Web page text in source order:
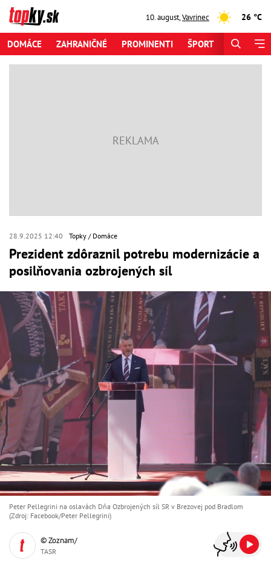
10. august,Vavrinec 26 °C
DOMÁCE ZAHRANIČNÉ PROMINENTI ŠPORT
28.9.2025 12:40 Topky Domáce
Prezident zdôraznil potrebu modernizácie a
posilňovania ozbrojených síl
Peter Pellegrini na oslavách Dňa Ozbrojených síl SR v Brezovej pod Bradlom
(Zdroj: Facebook/Peter Pellegrini)
© Zoznam/
TASR